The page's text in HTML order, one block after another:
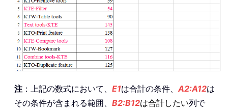
注 ：上記の数式において、 E1は合計の条件、 A2:A12は
その条件が含まれる範囲、 B2:B12は合計したい列で